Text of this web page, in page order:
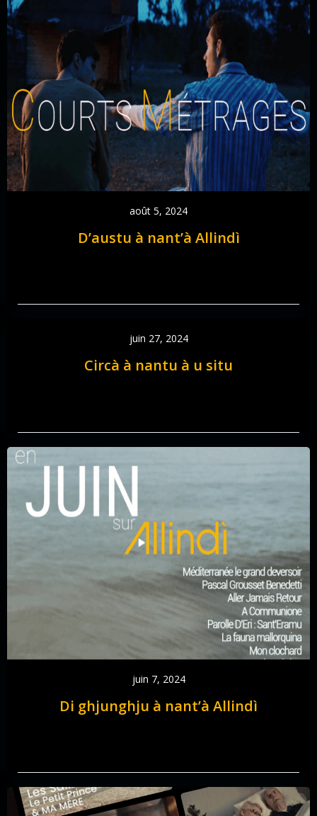
août 5, 2024
D’austu à nant’à Allindì
juin 27, 2024
Circà à nantu à u situ
juin 7, 2024
Di ghjunghju à nant’à Allindì